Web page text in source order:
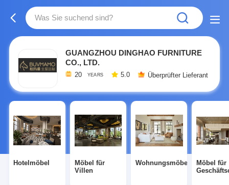
GUANGZHOU DINGHAO FURNITURE
CO., LTD.
20 YEARS 5.0 Überprüfter Lieferant
Hotelmöbel
Möbel für
Villen
Wohnungsmöbel
Möbel für